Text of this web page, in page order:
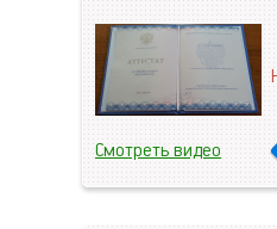
Смотреть видео